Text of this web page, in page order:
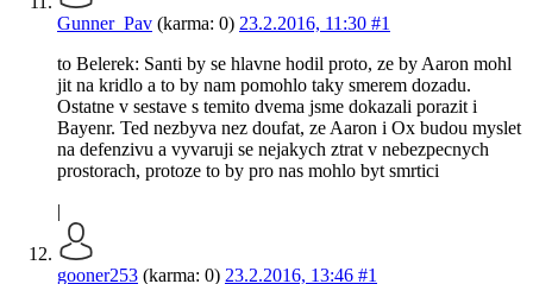
Gunner_Pav (karma: 0) 23.2.2016, 11:30 #1
to Belerek: Santi by se hlavne hodil proto, ze by Aaron mohl
jit na kridlo a to by nam pomohlo taky smerem dozadu.
Ostatne v sestave s temito dvema jsme dokazali porazit i
Bayenr. Ted nezbyva nez doufat, ze Aaron i Ox budou myslet
na defenzivu a vyvaruji se nejakych ztrat v nebezpecnych
prostorach, protoze to by pro nas mohlo byt smrtici
|
gooner253 (karma: 0) 23.2.2016, 13:46 #1